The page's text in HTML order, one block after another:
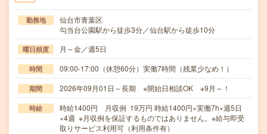
勤務地
仙台市青葉区
勾当台公園駅から徒歩3分／仙台駅から徒歩10分
曜日頻度 月～金／週5日
時間 09:00-17:00（休憩60分）実働7時間（残業少なめ！）
期間 2026年09月01日～長期 ※開始日相談OK ※9月～！
時給
時給1400円 月収例 19万円 時給1400円×実働7h×週5日
×4週 ※月収例を保証するものではありません。※給与即受
取りサービス利用可（利用条件有）